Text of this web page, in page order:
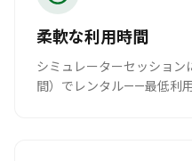
柔軟な利用時間
シミュレーターセッション
間）でレンタル——最低利